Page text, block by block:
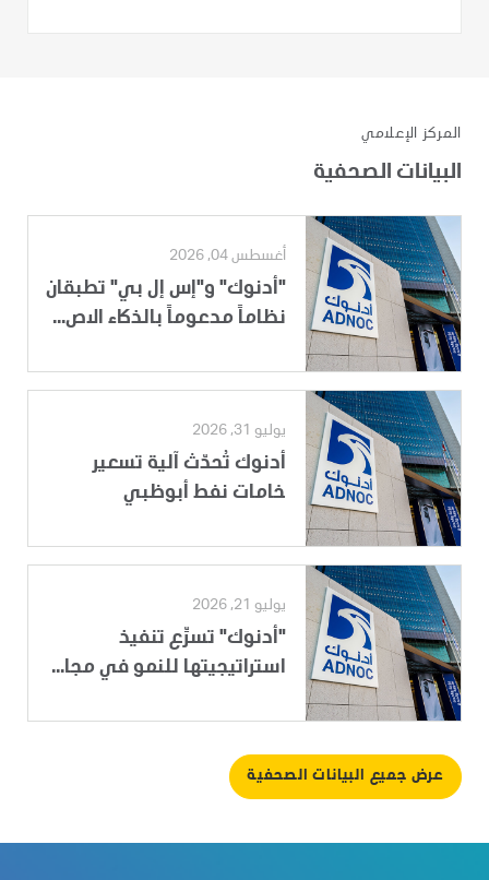
المركز الإعلامي
البيانات الصحفية
أغسطس 04, 2026
"أدنوك" و"إس إل بي" تطبقان
نظاماً مدعوماً بالذكاء الاص...
يوليو 31, 2026
أدنوك تُحدّث آلية تسعير
خامات نفط أبوظبي
يوليو 21, 2026
"أدنوك" تسرِّع تنفيذ
استراتيجيتها للنمو في مجا...
عرض جميع البيانات الصحفية